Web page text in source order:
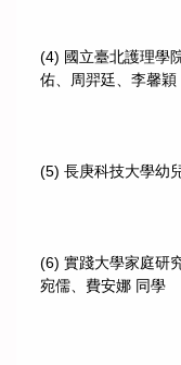
(4) 國立臺北護理學
佑、周羿廷、李馨穎
(5) 長庚科技大學幼
(6) 實踐大學家庭研
宛儒、費安娜 同學